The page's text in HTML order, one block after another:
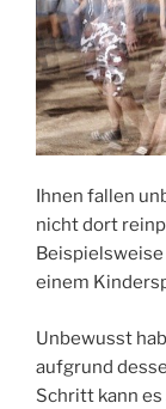
Ihnen fallen
nicht dort
einem
Unbewusst
aufgrund
Schritt kann